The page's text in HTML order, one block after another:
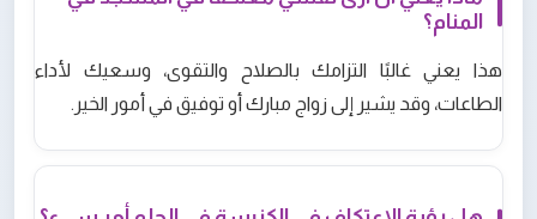
المنام؟
هذا يعني غالبًا التزامك بالصلاح والتقوى، وسعيك لأداء
الطاعات، وقد يشير إلى زواج مبارك أو توفيق في أمور الخير.